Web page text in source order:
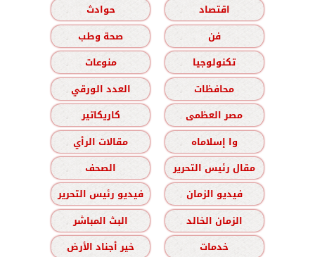
اقتصاد
حوادث
فن
صحة وطب
تكنولوجيا
منوعات
محافظات
العدد الورقي
مصر العظمى
كاريكاتير
وا إسلاماه
مقالات الرأي
مقال رئيس التحرير
الصحف
فيديو الزمان
فيديو رئيس التحرير
الزمان الخالد
البث المباشر
خدمات
خير أجناد الأرض